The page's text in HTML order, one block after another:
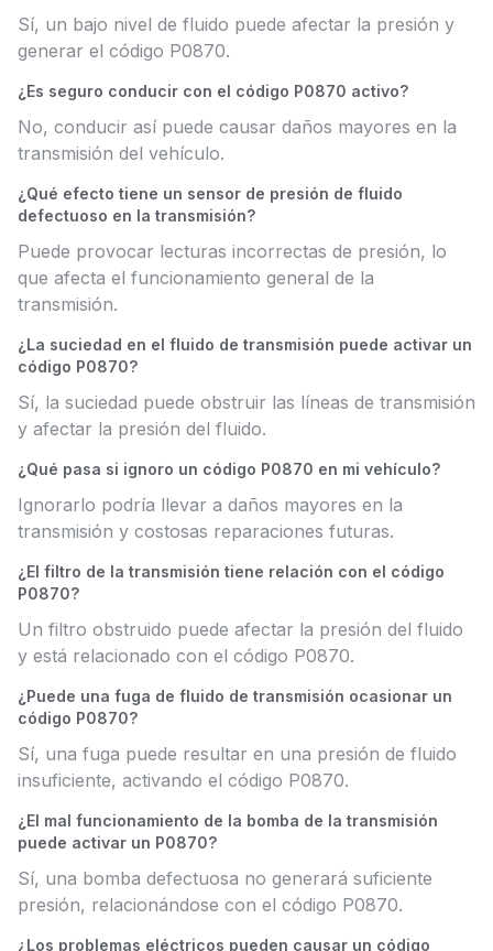
Sí, un bajo nivel de fluido puede afectar la presión y
generar el código P0870.
¿Es seguro conducir con el código P0870 activo?
No, conducir así puede causar daños mayores en la
transmisión del vehículo.
¿Qué efecto tiene un sensor de presión de fluido
defectuoso en la transmisión?
Puede provocar lecturas incorrectas de presión, lo
que afecta el funcionamiento general de la
transmisión.
¿La suciedad en el fluido de transmisión puede activar un
código P0870?
Sí, la suciedad puede obstruir las líneas de transmisión
y afectar la presión del fluido.
¿Qué pasa si ignoro un código P0870 en mi vehículo?
Ignorarlo podría llevar a daños mayores en la
transmisión y costosas reparaciones futuras.
¿El filtro de la transmisión tiene relación con el código
P0870?
Un filtro obstruido puede afectar la presión del fluido
y está relacionado con el código P0870.
¿Puede una fuga de fluido de transmisión ocasionar un
código P0870?
Sí, una fuga puede resultar en una presión de fluido
insuficiente, activando el código P0870.
¿El mal funcionamiento de la bomba de la transmisión
puede activar un P0870?
Sí, una bomba defectuosa no generará suficiente
presión, relacionándose con el código P0870.
¿Los problemas eléctricos pueden causar un código